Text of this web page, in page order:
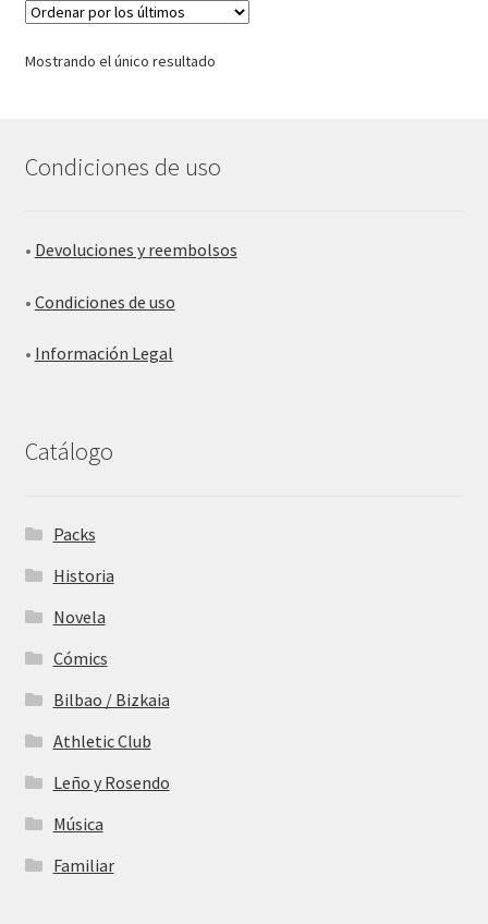
Mostrando el único resultado
Condiciones de uso
• Devoluciones y reembolsos
• Condiciones de uso
• Información Legal
Catálogo
Packs
Historia
Novela
Cómics
Bilbao / Bizkaia
Athletic Club
Leño y Rosendo
Música
Familiar